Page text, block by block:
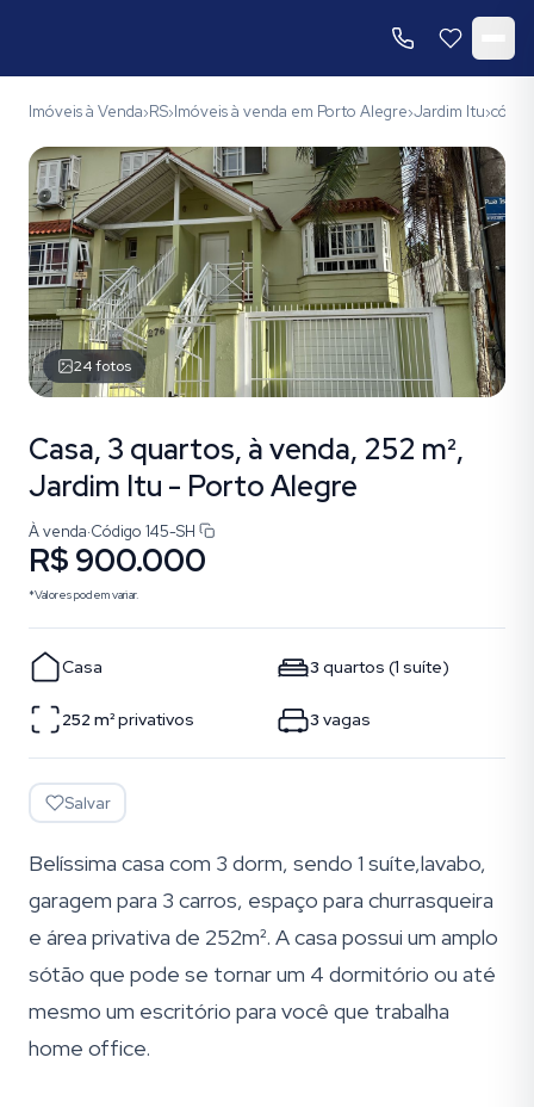
Imóveis à Venda›RS›Imóveis à venda em Porto Alegre›Jardim Itu›
24fotos
Casa, 3 quartos, à venda, 252 m²,
Jardim Itu - Porto Alegre
À venda·Código 145-SH
R$ 900.000
*Valores podem variar.
Casa 3 quartos (1 suíte)
252 m²privativos 3 vagas
Salvar
Belíssima casa com 3 dorm, sendo 1 suíte,lavabo,
garagem para 3 carros, espaço para churrasqueira
e área privativa de 252m². A casa possui um amplo
sótão que pode se tornar um 4 dormitório ou até
mesmo um escritório para você que trabalha
home office.